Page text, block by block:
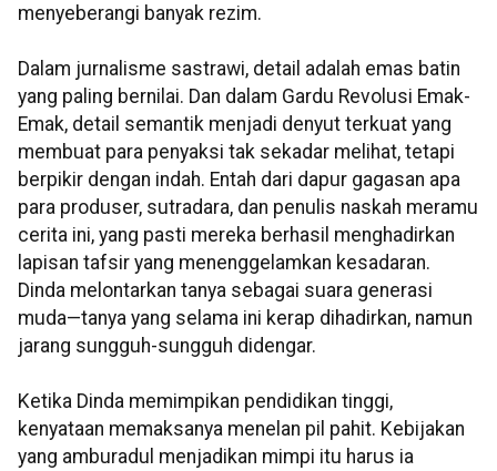
menyeberangi banyak rezim.
Dalam jurnalisme sastrawi, detail adalah emas batin
yang paling bernilai. Dan dalam Gardu Revolusi Emak-
Emak, detail semantik menjadi denyut terkuat yang
membuat para penyaksi tak sekadar melihat, tetapi
berpikir dengan indah. Entah dari dapur gagasan apa
para produser, sutradara, dan penulis naskah meramu
cerita ini, yang pasti mereka berhasil menghadirkan
lapisan tafsir yang menenggelamkan kesadaran.
Dinda melontarkan tanya sebagai suara generasi
muda—tanya yang selama ini kerap dihadirkan, namun
jarang sungguh-sungguh didengar.
Ketika Dinda memimpikan pendidikan tinggi,
kenyataan memaksanya menelan pil pahit. Kebijakan
yang amburadul menjadikan mimpi itu harus ia